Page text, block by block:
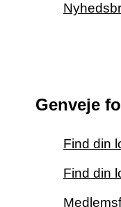
Genveje
Find din
Find din